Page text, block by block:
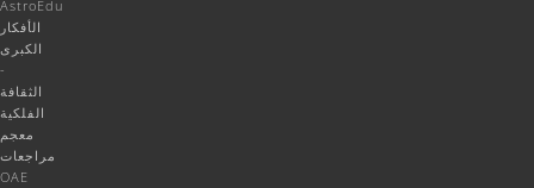
AstroEdu
الأفكار
الكبرى
-
الثقافة
الفلكية
معجم
مراجعات
OAE